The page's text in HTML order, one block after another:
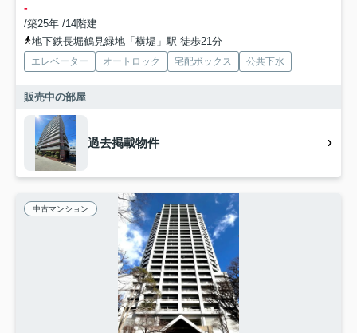
-
/築25年 /14階建
地下鉄長堀鶴見緑地「横堤」駅 徒歩21分
エレベーター オートロック 宅配ボックス 公共下水
販売中の部屋
過去掲載物件
中古マンション